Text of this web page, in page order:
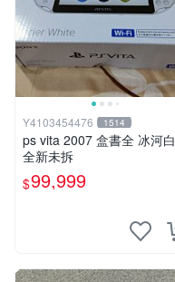
Y4103454476 1514
ps vita 2007 盒書全 冰河白
全新未拆
$99,999